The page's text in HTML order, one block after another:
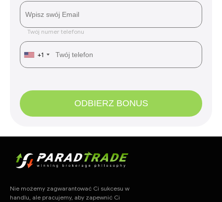
Twój numer telefonu
+1
ODBIERZ BONUS
Nie możemy zagwarantować Ci sukcesu w
handlu, ale pracujemy, aby zapewnić Ci